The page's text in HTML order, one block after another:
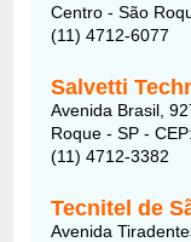
Centro - São
(11) 4712-6077
Salvetti
Avenida Brasil,
Roque - SP -
(11) 4712-3382
Tecnitel de
Avenida